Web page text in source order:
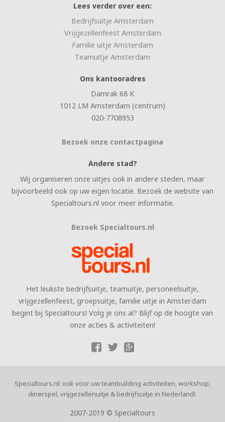
Lees verder over een:
Bedrijfsuitje Amsterdam
Vrijgezellenfeest Amsterdam
Familie uitje Amsterdam
Teamuitje Amsterdam
Ons kantooradres
Damrak 68 K
1012 LM Amsterdam (centrum)
020-7708953
Bezoek onze contactpagina
Andere stad?
Wij organiseren onze uitjes ook in andere steden, maar
bijvoorbeeld ook op uw eigen locatie. Bezoek de website van
Specialtours.nl voor meer informatie.
Bezoek Specialtours.nl
Het leukste bedrijfsuitje, teamuitje, personeelsuitje,
vrijgezellenfeest, groepsuitje, familie uitje in Amsterdam
begint bij Specialtours! Volg je ons al? Blijf op de hoogte van
onze acties & activiteiten!
Specialtours.nl: ook voor uw teambuilding activiteiten, workshop,
dinerspel, vrijgezellenuitje & bedrijfsuitje in Nederland!.
2007-2019 © Specialtours